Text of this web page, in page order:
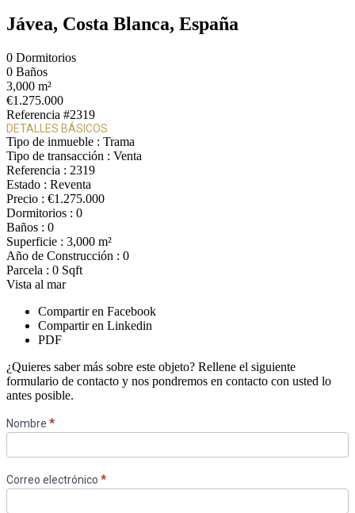
Jávea, Costa Blanca, España
0 Dormitorios
0 Baños
3,000 m²
€1.275.000
Referencia #2319
DETALLES BÁSICOS
Tipo de inmueble : Trama
Tipo de transacción : Venta
Referencia : 2319
Estado : Reventa
Precio : €1.275.000
Dormitorios : 0
Baños : 0
Superficie : 3,000 m²
Año de Construcción : 0
Parcela : 0 Sqft
Vista al mar
Compartir en Facebook
Compartir en Linkedin
PDF
¿Quieres saber más sobre este objeto? Rellene el siguiente
formulario de contacto y nos pondremos en contacto con usted lo
antes posible.
Contact
ES
Nombre *
Correo electrónico *